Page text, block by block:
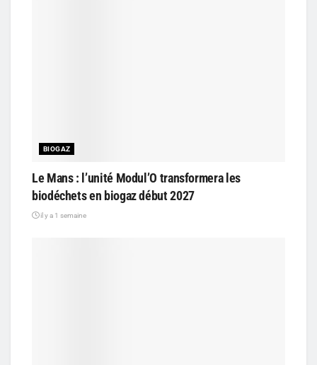
BIOGAZ
Le Mans : l’unité Modul’O transformera les
biodéchets en biogaz début 2027
il y a 1 semaine